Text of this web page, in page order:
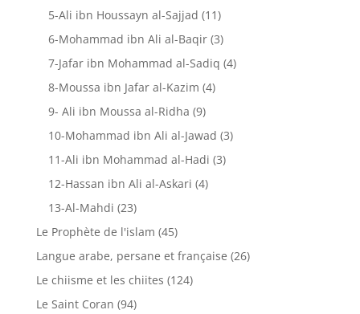
5-Ali ibn Houssayn al-Sajjad (11)
6-Mohammad ibn Ali al-Baqir (3)
7-Jafar ibn Mohammad al-Sadiq (4)
8-Moussa ibn Jafar al-Kazim (4)
9- Ali ibn Moussa al-Ridha (9)
10-Mohammad ibn Ali al-Jawad (3)
11-Ali ibn Mohammad al-Hadi (3)
12-Hassan ibn Ali al-Askari (4)
13-Al-Mahdi (23)
Le Prophète de l'islam (45)
Langue arabe, persane et française (26)
Le chiisme et les chiites (124)
Le Saint Coran (94)